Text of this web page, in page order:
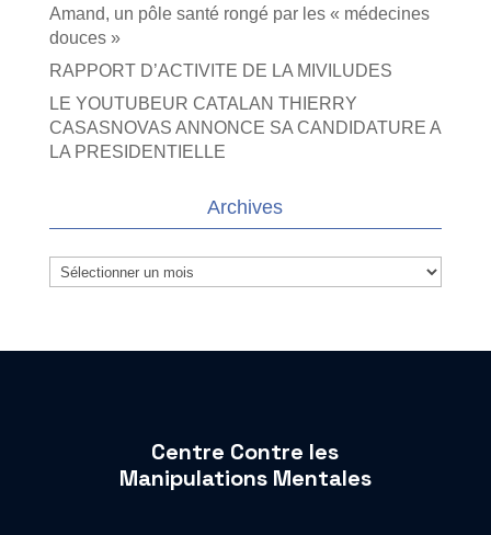
Amand, un pôle santé rongé par les « médecines
douces »
RAPPORT D’ACTIVITE DE LA MIVILUDES
LE YOUTUBEUR CATALAN THIERRY
CASASNOVAS ANNONCE SA CANDIDATURE A
LA PRESIDENTIELLE
Archives
Archives
Centre Contre les
Manipulations Mentales